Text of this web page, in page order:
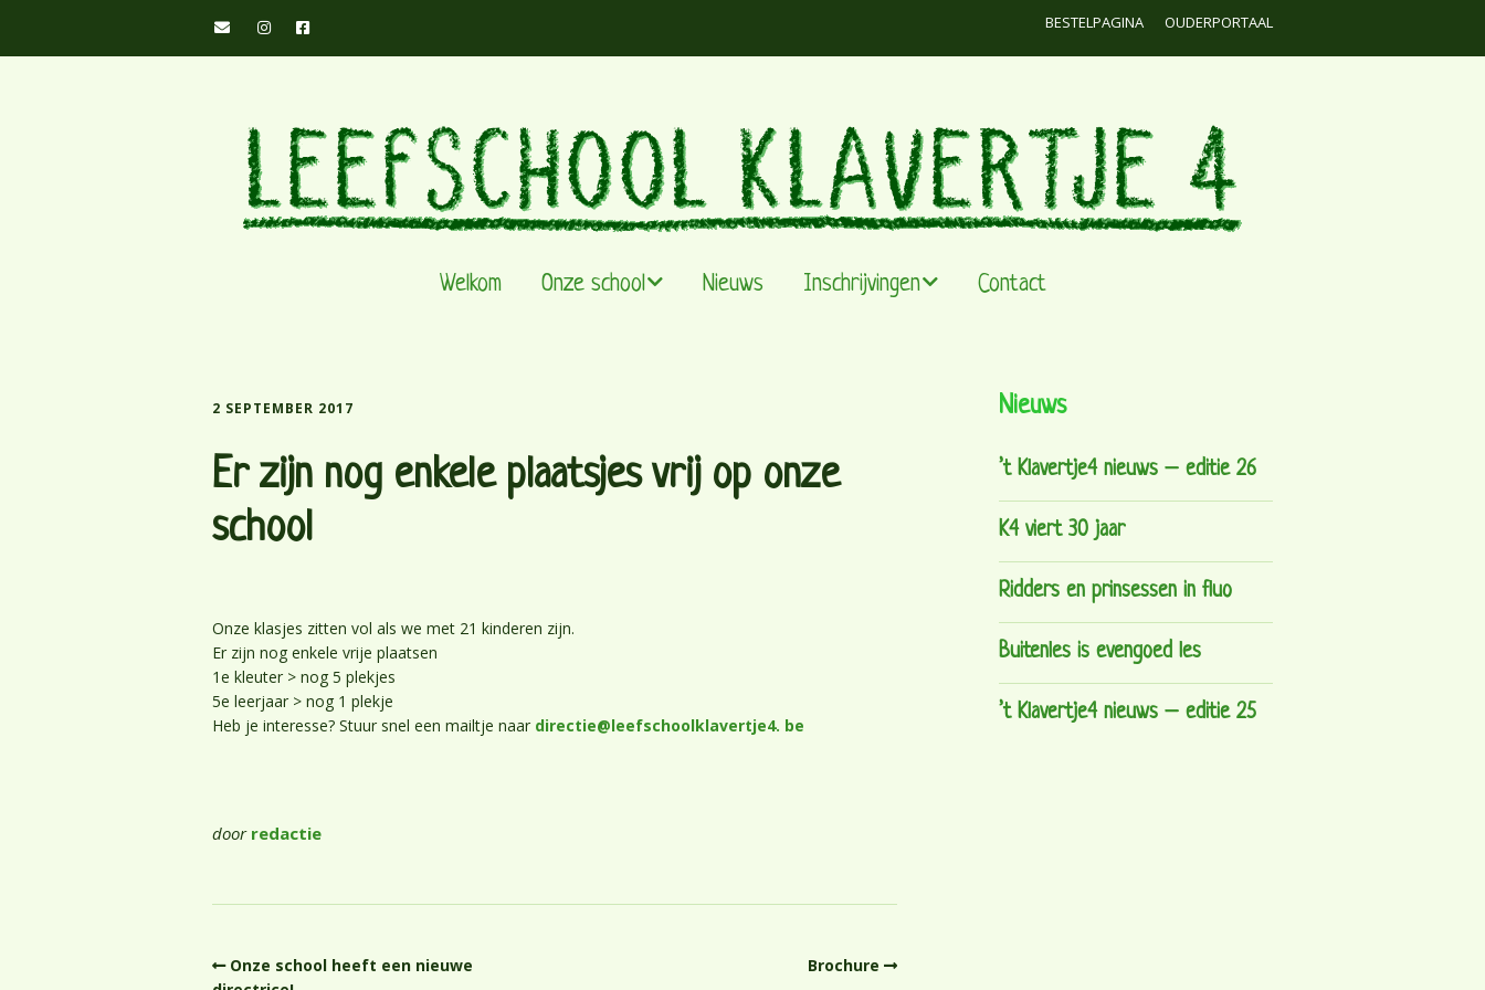
BESTELPAGINA OUDERPORTAAL
Welkom Onze school
Team
Nieuws Inschrijvingen
Instappertjes
Contact
2 SEPTEMBER 2017
Er zijn nog enkele plaatsjes vrij op onze
school
Onze klasjes zitten vol als we met 21 kinderen zijn.
Er zijn nog enkele vrije plaatsen
1e kleuter > nog 5 plekjes
5e leerjaar > nog 1 plekje
Heb je interesse? Stuur snel een mailtje naar directie@leefschoolklavertje4. be
door redactie
Onze school heeft een nieuwe
Brochure
Nieuws
’t Klavertje4 nieuws – editie 26
K4 viert 30 jaar
Ridders en prinsessen in fluo
Buitenles is evengoed les
’t Klavertje4 nieuws – editie 25